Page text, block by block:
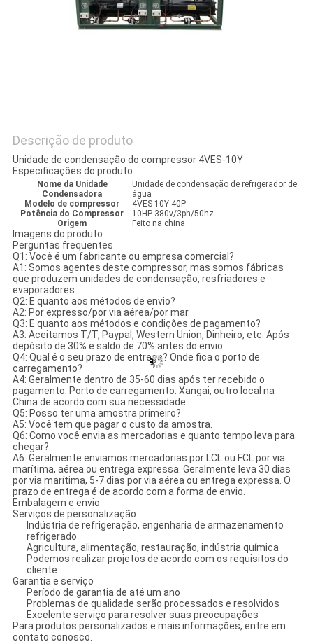
CITAÇÕES
POLÍTICA
PRIVACIDADE
Descrição de produto
Unidade de condensação do compressor 4VES-10Y
Especificações do produto
Nome da Unidade
Condensadora
Unidade de condensação de refrigerador de
água
Modelo de compressor
4VES-10Y-40P
Potência do Compressor
10HP 380v/3ph/50hz
Origem
Feito na china
Imagens do produto
Perguntas frequentes
Q1: Você é um fabricante ou empresa comercial?
A1: Somos agentes deste compressor, mas somos fábricas
que produzem unidades de condensação, resfriadores e
evaporadores.
Q2: E quanto aos métodos de envio?
A2: Por expresso/por via aérea/por mar.
Q3: E quanto aos métodos e condições de pagamento?
A3: Aceitamos T/T, Paypal, Western Union, Dinheiro, etc. Após
depósito de 30% e saldo de 70% antes do envio.
Q4: Qual é o seu prazo de entrega? Onde fica o porto de
carregamento?
A4: Geralmente dentro de 35-60 dias após ter recebido o
pagamento. Porto de carregamento: Xangai, outro local na
China de acordo com sua necessidade.
Q5: Posso ter uma amostra primeiro?
A5: Você tem que pagar o custo da amostra.
Q6: Como você envia as mercadorias e quanto tempo leva para
chegar?
A6: Geralmente enviamos mercadorias por LCL ou FCL por via
marítima, aérea ou entrega expressa. Geralmente leva 30 dias
por via marítima, 5-7 dias por via aérea ou entrega expressa. O
prazo de entrega é de acordo com a forma de envio.
Embalagem e envio
Serviços de personalização
Indústria de refrigeração, engenharia de armazenamento
refrigerado
Agricultura, alimentação, restauração, indústria química
Podemos realizar projetos de acordo com os requisitos do
cliente
Garantia e serviço
Período de garantia de até um ano
Problemas de qualidade serão processados ​​e resolvidos
Excelente serviço para resolver suas preocupações
Para produtos personalizados e mais informações, entre em
contato conosco.